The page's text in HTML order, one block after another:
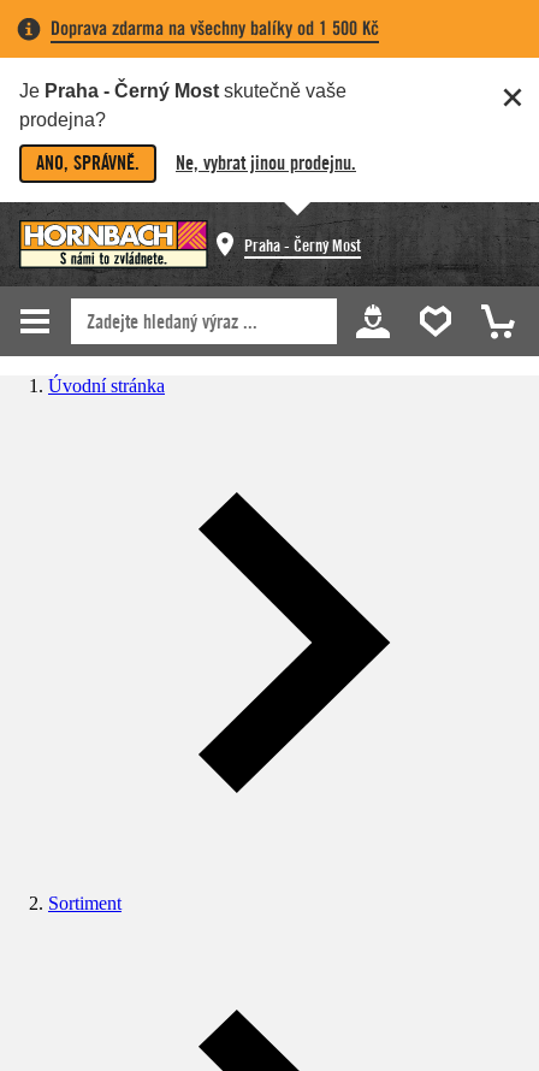
Doprava zdarma na všechny balíky od 1 500 Kč
Je Praha - Černý Most skutečně vaše
prodejna?
ANO, SPRÁVNĚ. Ne, vybrat jinou prodejnu.
Praha - Černý Most
Úvodní stránka
Sortiment